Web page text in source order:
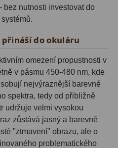
bez nutnosti investovat do
do okuláru
omezení propustnosti v
v pásmu 450-480 nm, kde
nejvýraznější barevné
spektra, tedy od přibližně
udržuje velmi vysokou
zůstává jasný a barevně
"ztmavení" obrazu, ale o
problematického